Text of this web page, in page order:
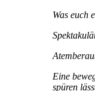
Was euch
Eine
spüren